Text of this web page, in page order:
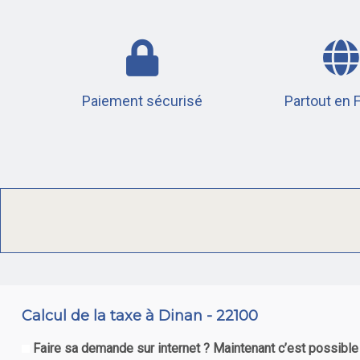
Paiement sécurisé Partout en
Calcul de la taxe à Dinan - 22100
Faire sa demande sur internet ? Maintenant c’est